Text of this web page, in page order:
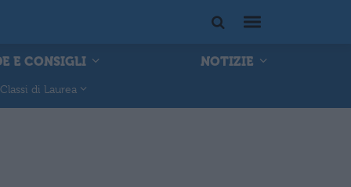
E CONSIGLI NOTIZIE
Classi di Laurea